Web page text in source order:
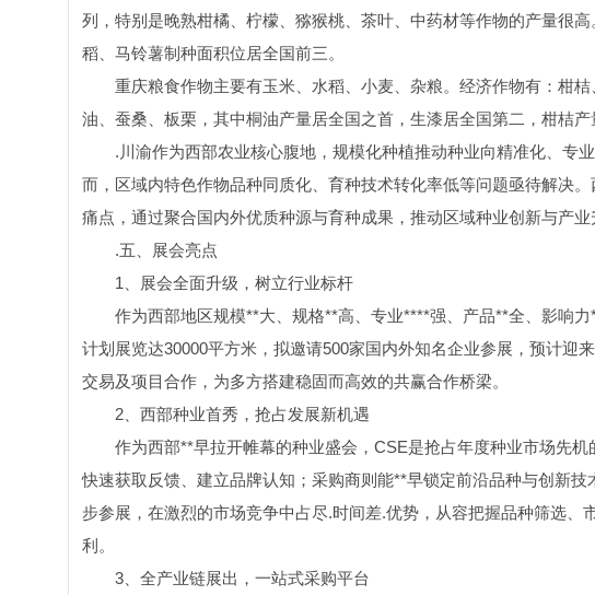
列，特别是晚熟柑橘、柠檬、猕猴桃、茶叶、中药材等作物的产量很
稻、马铃薯制种面积位居全国前三。
重庆粮食作物主要有玉米、水稻、小麦、杂粮。经济作物有：柑
油、蚕桑、板栗，其中桐油产量居全国之首，生漆居全国第二，柑桔产
.川渝作为西部农业核心腹地，规模化种植推动种业向精准化、专
而，区域内特色作物品种同质化、育种技术转化率低等问题亟待解决
痛点，通过聚合国内外优质种源与育种成果，推动区域种业创新与产
.五、展会亮点
1、展会全面升级，树立行业标杆
作为西部地区规模**大、规格**高、专业****强、产品**全、影响
计划展览达30000平方米，拟邀请500家国内外知名企业参展，预计迎
交易及项目合作，为多方搭建稳固而高效的共赢合作桥梁。
2、西部种业首秀，抢占发展新机遇
作为西部**早拉开帷幕的种业盛会，CSE是抢占年度种业市场先
快速获取反馈、建立品牌认知；采购商则能**早锁定前沿品种与创新
步参展，在激烈的市场竞争中占尽.时间差.优势，从容把握品种筛选
利。
3、全产业链展出，一站式采购平台